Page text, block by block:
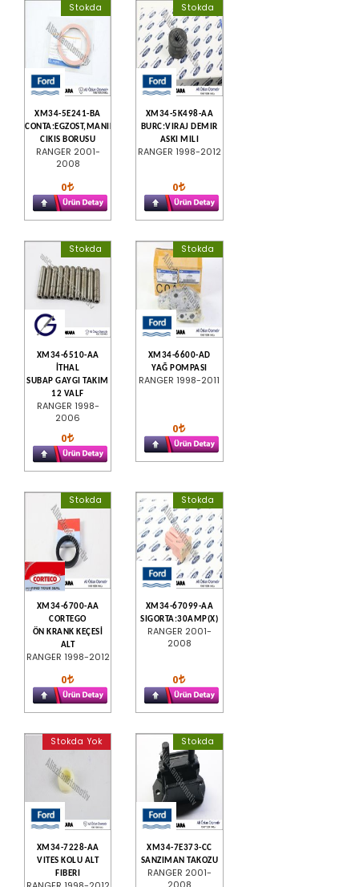
Stokda
XM34-5E241-BA
CONTA:EGZOST,MANIFOLD
CIKIS BORUSU
RANGER 2001-
2008
0
Stokda
XM34-5K498-AA
BURC:VIRAJ DEMIR
ASKI MILI
RANGER 1998-2012
0
Stokda
XM34-6510-AA
İTHAL
SUBAP GAYGI TAKIM
12 VALF
RANGER 1998-
2006
0
Stokda
XM34-6600-AD
YAĞ POMPASI
RANGER 1998-2011
0
Stokda
XM34-6700-AA
CORTEGO
ÖN KRANK KEÇESİ
ALT
RANGER 1998-2012
0
Stokda
XM34-67099-AA
SIGORTA:30AMP(X)
RANGER 2001-
2008
0
Stokda Yok
XM34-7228-AA
VITES KOLU ALT
FIBERI
Stokda
XM34-7E373-CC
SANZIMAN TAKOZU
RANGER 2001-
2008